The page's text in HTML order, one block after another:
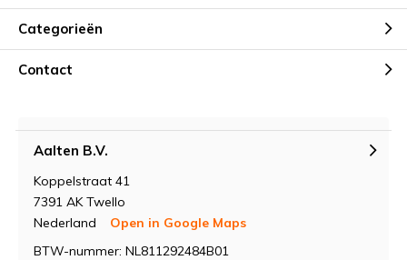
Categorieën
Contact
Aalten B.V.
Koppelstraat 41
7391 AK Twello
Nederland
Open in Google Maps
BTW-nummer: NL811292484B01